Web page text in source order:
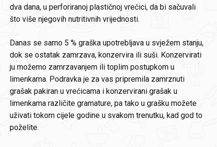
dva dana, u perforiranoj plastičnoj vrećici, da bi sačuvali
što više njegovih nutritivnih vrijednosti.
Danas se samo 5 % graška upotrebljava u svježem stanju,
dok se ostatak zamrzava, konzervira ili suši. Konzervirati
ju možemo zamrzavanjem ili toplim postupkom u
limenkama. Podravka je za vas pripremila zamrznuti
grašak pakiran u vrećicama i konzervirani grašak u
limenkama različite gramature, pa tako u grašku možete
uživati tokom cijele godine u svakom trenutku, kad god to
poželite.